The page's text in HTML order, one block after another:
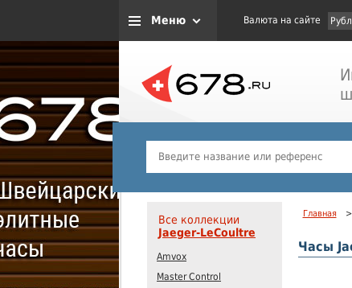
Меню Валюта на сайте
Все коллекции
Jaeger-LeCoultre
Amvox
Master Control
Главная >
Часы